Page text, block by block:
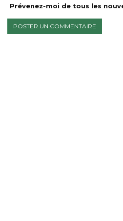
Prévenez-moi de tous les